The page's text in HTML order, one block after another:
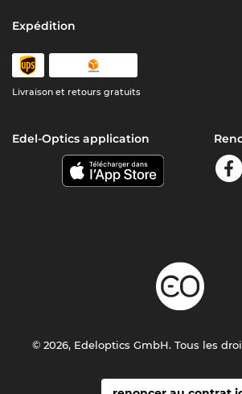
Expédition
Livraison et retours gratuits
Edel-Optics application
© 2026, Edeloptics GmbH. Tous les